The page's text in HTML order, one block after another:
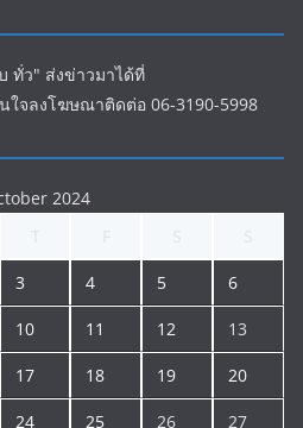
ทั่ว" ส่งข่าวมาได้ที่
ใจลงโฆษณาติดต่อ 06-3190-5998
2024
3 4 5 6
10 11 12 13
17 18 19 20
24 25 26 27